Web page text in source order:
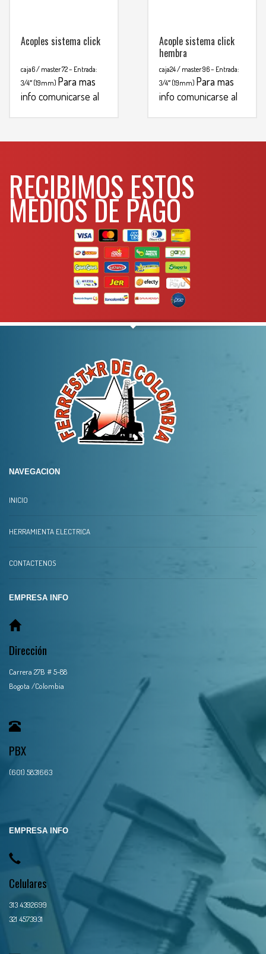
Acoples sistema click
caja6 / master 72– Entrada:
3/4″ (19mm) Para mas
info comunicarse al
Acople sistema click
hembra
caja24 / master 96– Entrada:
3/4″ (19mm) Para mas
info comunicarse al
RECIBIMOS ESTOS
MEDIOS DE PAGO
NAVEGACION
INICIO
HERRAMIENTA ELECTRICA
CONTACTENOS
EMPRESA INFO
Dirección
Carrera 27B # 5-88
Bogota /Colombia
PBX
(601) 5831663
EMPRESA INFO
Celulares
313 4392699
321 4573931